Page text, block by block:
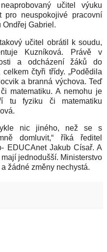
učitel výuku
pro neuspokojivé pracovní
Ondřej Gabriel.
učitel obrátil k soudu,
Kuzníková. Právě v
a odcházení žáků do
čtyři třídy. „Podědila
a branná výchova. Teď
matematiku. A nemohu je
tu fyziku či matematiku
nic jiného, než se s
domluvit,“ říká ředitel
EDUCAnet Jakub Císař. A
jednodušší. Ministerstvo
žádné změny nechystá.